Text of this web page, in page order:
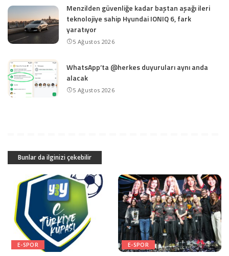
Menzilden güvenliğe kadar baştan aşağı ileri
teknolojiye sahip Hyundai IONIQ 6, fark
yaratıyor
5 Ağustos 2026
WhatsApp’ta @herkes duyuruları aynı anda
alacak
5 Ağustos 2026
Bunlar da ilginizi çekebilir
E-SPOR E-SPOR